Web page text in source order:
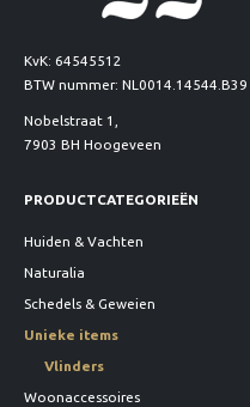
KvK: 64545512
BTW nummer: NL0014.14544.B39
Nobelstraat 1,
7903 BH Hoogeveen
PRODUCTCATEGORIEËN
Huiden & Vachten
Naturalia
Schedels & Geweien
Unieke items
Vlinders
Woonaccessoires